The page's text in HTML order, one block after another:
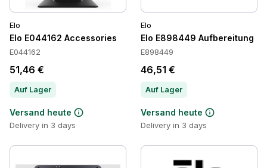
Elo
Elo E044162 Accessories
E044162
51,46 €
Auf Lager
Versand heute
Delivery in 3 days
Elo
Elo E898449 Aufbereitung
E898449
46,51 €
Auf Lager
Versand heute
Delivery in 3 days